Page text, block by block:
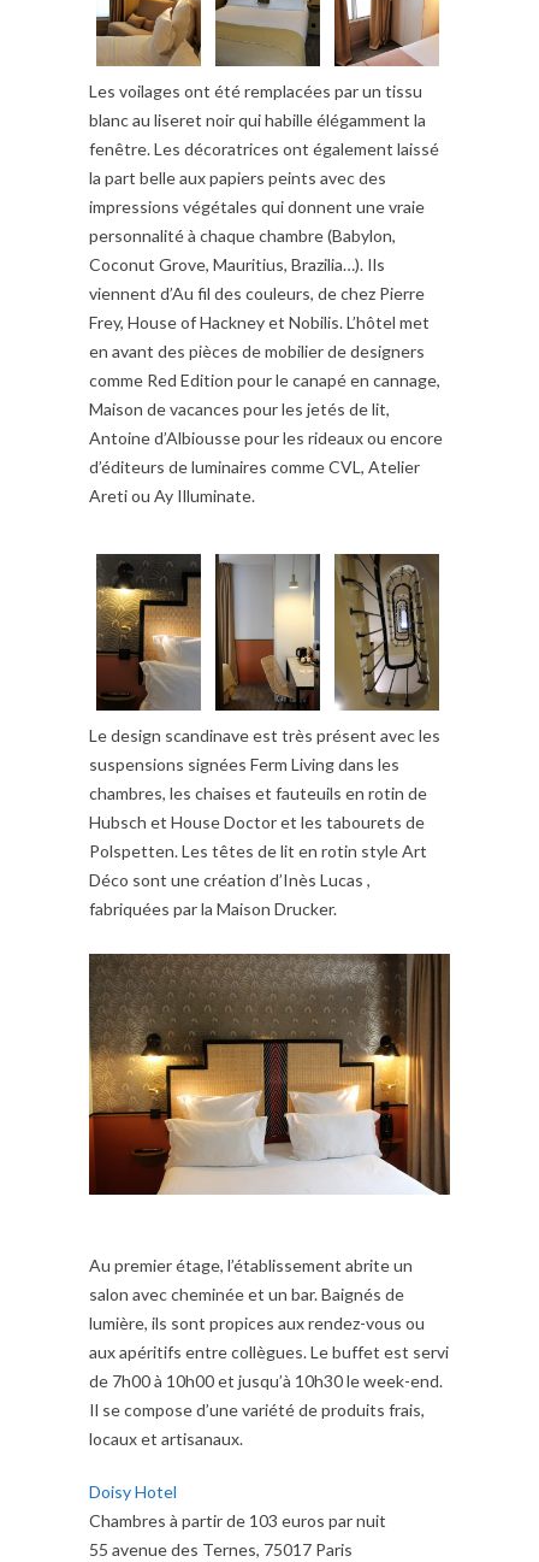
Les voilages ont été remplacées par un tissu
blanc au liseret noir qui habille élégamment la
fenêtre. Les décoratrices ont également laissé
la part belle aux papiers peints avec des
impressions végétales qui donnent une vraie
personnalité à chaque chambre (Babylon,
Coconut Grove, Mauritius, Brazilia…). Ils
viennent d’Au fil des couleurs, de chez Pierre
Frey, House of Hackney et Nobilis. L’hôtel met
en avant des pièces de mobilier de designers
comme Red Edition pour le canapé en cannage,
Maison de vacances pour les jetés de lit,
Antoine d’Albiousse pour les rideaux ou encore
d’éditeurs de luminaires comme CVL, Atelier
Areti ou Ay Illuminate.
Le design scandinave est très présent avec les
suspensions signées Ferm Living dans les
chambres, les chaises et fauteuils en rotin de
Hubsch et House Doctor et les tabourets de
Polspetten. Les têtes de lit en rotin style Art
Déco sont une création d’Inès Lucas ,
fabriquées par la Maison Drucker.
Au premier étage, l’établissement abrite un
salon avec cheminée et un bar. Baignés de
lumière, ils sont propices aux rendez-vous ou
aux apéritifs entre collègues. Le buffet est servi
de 7h00 à 10h00 et jusqu’à 10h30 le week-end.
Il se compose d’une variété de produits frais,
locaux et artisanaux.
Doisy Hotel
Chambres à partir de 103 euros par nuit
55 avenue des Ternes, 75017 Paris